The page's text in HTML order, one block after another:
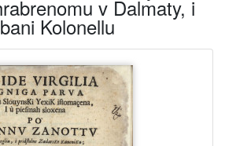
v Dalmaty, i
Kolonellu